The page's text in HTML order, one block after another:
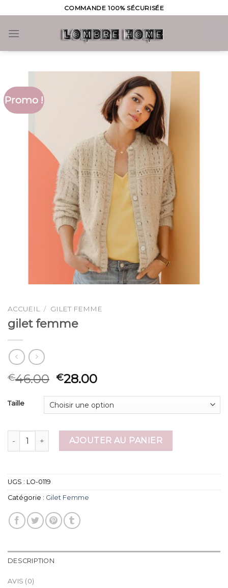
to
content
COMMANDE 100% SÉCURISÉE
Promo !
ACCUEIL / GILET FEMME
gilet femme
€46.00 €28.00
Taille
quantité de gilet femmeAJOUTER AU PANIER
UGS : LO-0119
Catégorie : Gilet Femme
DESCRIPTION
AVIS (0)